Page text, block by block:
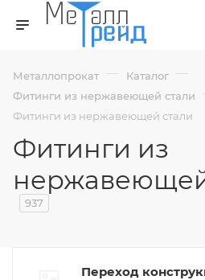
Металлопрокат — Каталог —
Фитинги из нержавеющей стали
Фитинги из нержавеющей стали
Фитинги из
937
Переход